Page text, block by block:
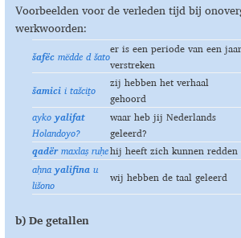
Voorbeelden voor de verleden tijd bij
werkwoorden:
šafëcmëdde d šatoer is een periode van een jaar
verstreken
šamicii tašciṯo
zij hebben het verhaal
gehoord
aykoyalifat
Holandoyo?
waar heb jij Nederlands
geleerd?
qadërmaxlaṣ ruḥehij heeft zich kunnen redden
aḥnayalifinau
lišono
wij hebben de taal geleerd
b)De getallen